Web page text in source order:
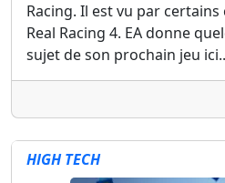
Racing. Il est vu par
Real Racing 4. EA donne
sujet de son prochain jeu
HIGH TECH